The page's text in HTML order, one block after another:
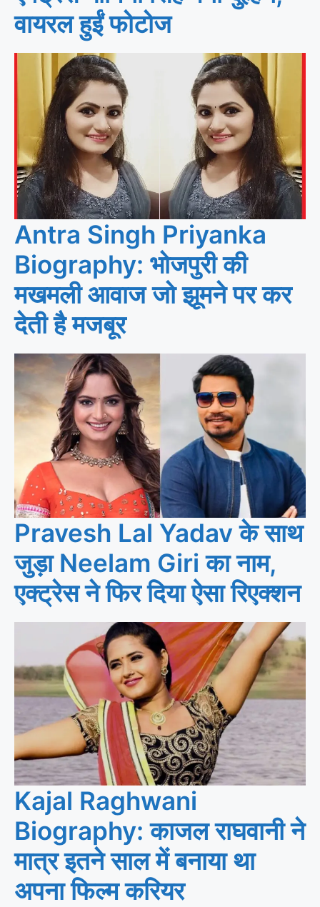
वायरल हुईं फोटोज
Antra Singh Priyanka
Biography: भोजपुरी की
मखमली आवाज जो झूमने पर कर
देती है मजबूर
Pravesh Lal Yadav के साथ
जुड़ा Neelam Giri का नाम,
एक्ट्रेस ने फिर दिया ऐसा रिएक्शन
Kajal Raghwani
Biography: काजल राघवानी ने
मात्र इतने साल में बनाया था
अपना फिल्म करियर